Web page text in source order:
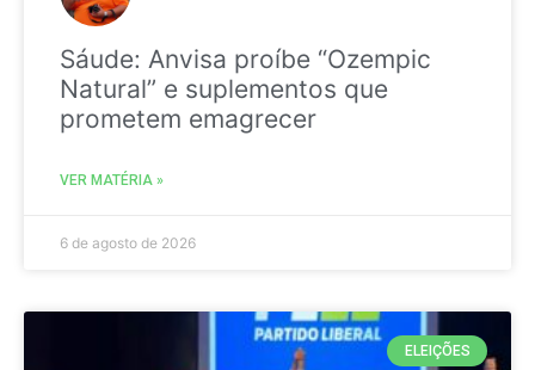
Sáude: Anvisa proíbe “Ozempic
Natural” e suplementos que
prometem emagrecer
VER MATÉRIA »
6 de agosto de 2026
ELEIÇÕES